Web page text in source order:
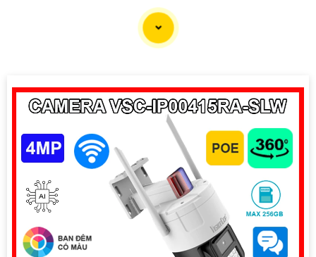
Bạn đang tìm kiếm một giải pháp giám sát an ninh hiệu
quả cho ngôi nhà hay cửa hàng của mình? Camera Wifi
là sự lựa chọn hoàn hảo, đặc biệt là với mẫu Camera Wifi
🔹 Đặc Điểm Nổi Bật:1:Độ Phân Giải Cao: Camera Wifi này
mang đến hình ảnh sắc nét với độ phân giải cao, giúp bạn
theo dõi mọi chi tiết một cách rõ ràng. ®️2:Kết Nối Wifi:
Với tính năng kết nối Wifi, bạn có thể xem trực tiếp hình
ảnh từ Camera trên điện thoại thông qua ứng dụng điều
khiển.
Hỗ Trợ Quan Sát Ban Đêm: Với tính năng hồng ngoại,
Camera này cho phép quan sát ban đêm trong điều kiện
ánh sáng yếu, giúp bảo vệ an ninh mà không gây cản trở.